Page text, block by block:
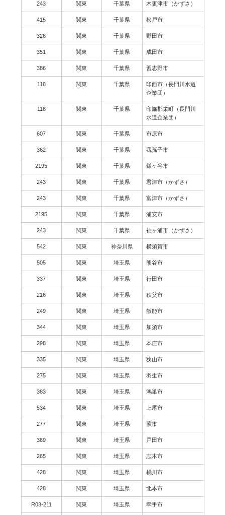
243 関東 千葉県 木更津市（かずさ）
415 関東 千葉県 松戸市
326 関東 千葉県 野田市
351 関東 千葉県 成田市
386 関東 千葉県 習志野市
118 関東 千葉県
印西市（長門川水道
企業団）
118 関東 千葉県
印旛郡栄町（長門川
水道企業団）
607 関東 千葉県 市原市
362 関東 千葉県 我孫子市
2195 関東 千葉県 鎌ヶ谷市
243 関東 千葉県 君津市（かずさ）
243 関東 千葉県 富津市（かずさ）
2195 関東 千葉県 浦安市
243 関東 千葉県 袖ヶ浦市（かずさ）
542 関東 神奈川県 横須賀市
505 関東 埼玉県 熊谷市
337 関東 埼玉県 行田市
216 関東 埼玉県 秩父市
249 関東 埼玉県 飯能市
344 関東 埼玉県 加須市
298 関東 埼玉県 本庄市
335 関東 埼玉県 狭山市
275 関東 埼玉県 羽生市
383 関東 埼玉県 鴻巣市
534 関東 埼玉県 上尾市
277 関東 埼玉県 蕨市
369 関東 埼玉県 戸田市
265 関東 埼玉県 志木市
428 関東 埼玉県 桶川市
428 関東 埼玉県 北本市
R03-211 関東 埼玉県 幸手市